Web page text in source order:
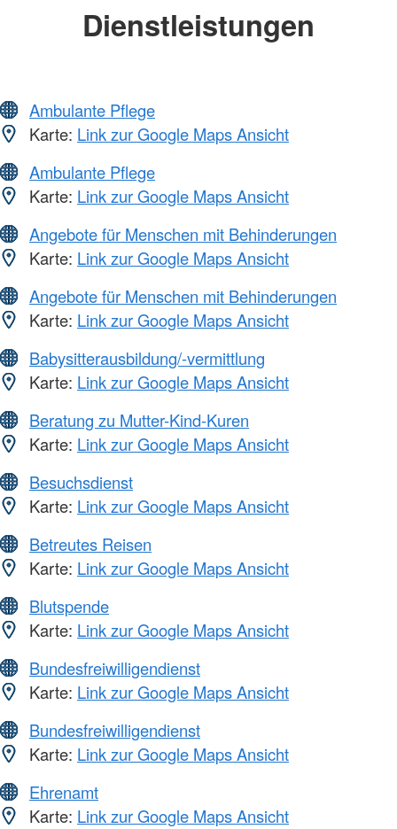
Dienstleistungen
Ambulante Pflege
Karte: Link zur Google Maps Ansicht
Ambulante Pflege
Karte: Link zur Google Maps Ansicht
Angebote für Menschen mit Behinderungen
Karte: Link zur Google Maps Ansicht
Angebote für Menschen mit Behinderungen
Karte: Link zur Google Maps Ansicht
Babysitterausbildung/-vermittlung
Karte: Link zur Google Maps Ansicht
Beratung zu Mutter-Kind-Kuren
Karte: Link zur Google Maps Ansicht
Besuchsdienst
Karte: Link zur Google Maps Ansicht
Betreutes Reisen
Karte: Link zur Google Maps Ansicht
Blutspende
Karte: Link zur Google Maps Ansicht
Bundesfreiwilligendienst
Karte: Link zur Google Maps Ansicht
Bundesfreiwilligendienst
Karte: Link zur Google Maps Ansicht
Ehrenamt
Karte: Link zur Google Maps Ansicht